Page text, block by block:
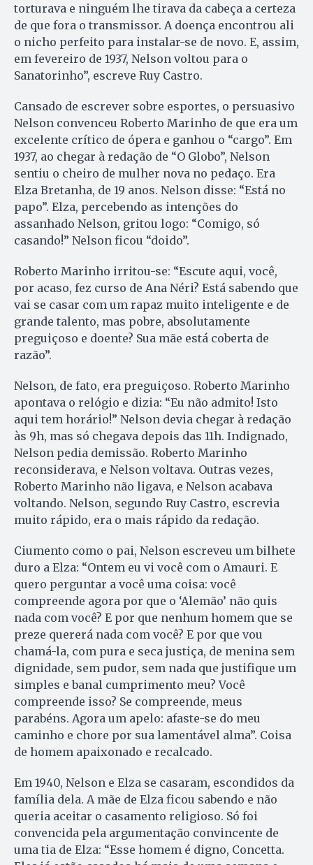
torturava e ninguém lhe tirava da cabeça a certeza
de que fora o transmissor. A doença encontrou ali
o nicho perfeito para instalar-se de novo. E, assim,
em fevereiro de 1937, Nelson voltou para o
Sanatorinho”, escreve Ruy Castro.
Cansado de escrever sobre esportes, o persuasivo
Nelson convenceu Roberto Marinho de que era um
excelente crítico de ópera e ganhou o “cargo”. Em
1937, ao chegar à redação de “O Globo”, Nelson
sentiu o cheiro de mulher nova no pedaço. Era
Elza Bretanha, de 19 anos. Nelson disse: “Está no
papo”. Elza, percebendo as intenções do
assanhado Nelson, gritou logo: “Comigo, só
casando!” Nelson ficou “doido”.
Roberto Marinho irritou-se: “Escute aqui, você,
por acaso, fez curso de Ana Néri? Está sabendo que
vai se casar com um rapaz muito inteligente e de
grande talento, mas pobre, absolutamente
preguiçoso e doente? Sua mãe está coberta de
razão”.
Nelson, de fato, era preguiçoso. Roberto Marinho
apontava o relógio e dizia: “Eu não admito! Isto
aqui tem horário!” Nelson devia chegar à redação
às 9h, mas só chegava depois das 11h. Indignado,
Nelson pedia demissão. Roberto Marinho
reconsiderava, e Nelson voltava. Outras vezes,
Roberto Marinho não ligava, e Nelson acabava
voltando. Nelson, segundo Ruy Castro, escrevia
muito rápido, era o mais rápido da redação.
Ciumento como o pai, Nelson escreveu um bilhete
duro a Elza: “Ontem eu vi você com o Amauri. E
quero perguntar a você uma coisa: você
compreende agora por que o ‘Alemão’ não quis
nada com você? E por que nenhum homem que se
preze quererá nada com você? E por que vou
chamá-la, com pura e seca justiça, de menina sem
dignidade, sem pudor, sem nada que justifique um
simples e banal cumprimento meu? Você
compreende isso? Se compreende, meus
parabéns. Agora um apelo: afaste-se do meu
caminho e chore por sua lamentável alma”. Coisa
de homem apaixonado e recalcado.
Em 1940, Nelson e Elza se casaram, escondidos da
família dela. A mãe de Elza ficou sabendo e não
queria aceitar o casamento religioso. Só foi
convencida pela argumentação convincente de
uma tia de Elza: “Esse homem é digno, Concetta.